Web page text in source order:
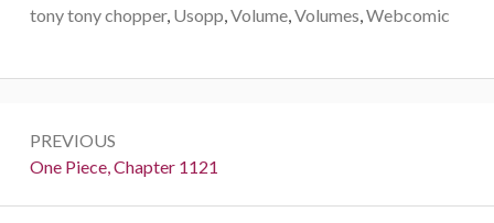
tony tony chopper, Usopp Volume, Volumes Webcomic
navigation
PREVIOUS
Previous:
One Piece, Chapter 1121